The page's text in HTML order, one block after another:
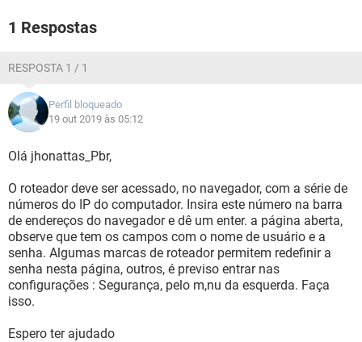
1 Respostas
RESPOSTA 1 / 1
Perfil bloqueado
19 out 2019 às 05:12
Olá jhonattas_Pbr,
O roteador deve ser acessado, no navegador, com a série de
números do IP do computador. Insira este número na barra
de endereços do navegador e dê um enter. a página aberta,
observe que tem os campos com o nome de usuário e a
senha. Algumas marcas de roteador permitem redefinir a
senha nesta página, outros, é previso entrar nas
configurações : Segurança, pelo m,nu da esquerda. Faça
isso.
Espero ter ajudado